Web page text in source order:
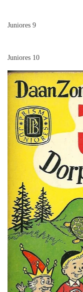
Juniores 9
Juniores 10